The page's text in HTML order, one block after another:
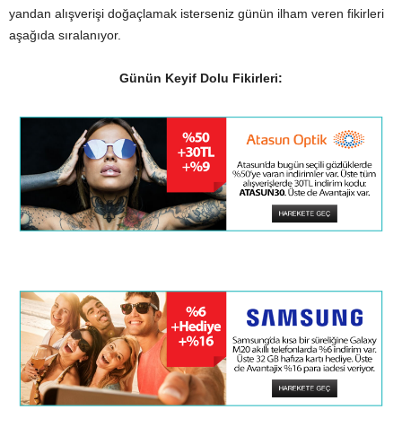
yandan alışverişi doğaçlamak isterseniz günün ilham veren fikirleri
aşağıda sıralanıyor.
Günün Keyif Dolu Fikirleri: